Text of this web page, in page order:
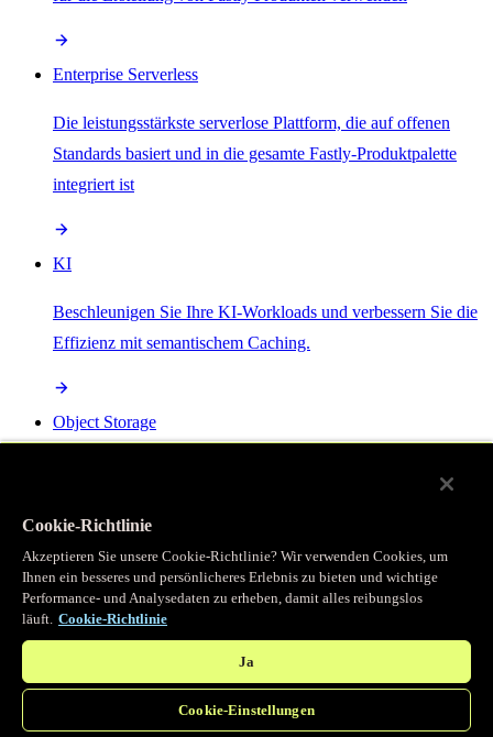
Enterprise Serverless
Die leistungsstärkste serverlose Plattform, die auf offenen
Standards basiert und in die gesamte Fastly-Produktpalette
integriert ist
KI
Beschleunigen Sie Ihre KI-Workloads und verbessern Sie die
Effizienz mit semantischem Caching.
Object Storage
Programmierbarer Cache
Erhalten Sie vollständigen programmatischen Zugriff auf das
legendäre Caching, das unser CDN antreibt.
Cookie-Richtlinie
Akzeptieren Sie unsere Cookie-Richtlinie? Wir verwenden Cookies, um
Ihnen ein besseres und persönlicheres Erlebnis zu bieten und wichtige
Performance- und Analysedaten zu erheben, damit alles reibungslos
läuft. Cookie-Richtlinie
Ja
Cookie-Einstellungen